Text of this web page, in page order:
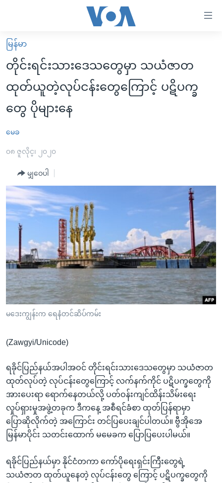
လွယ်ကူ
စေ
Link
များ
ပင်မ
ကျော်
ကြည့်
ရန်
ပင်မ
စာမျက်နှာ
သို့
ကျော်
ကြည့်
ရန်
ရှာဖွေ
နေရာ
ကျော်
ရန်
မူလစာမျက်နှာ
မြန်မာ
ကမ္ဘာ့သတင်းများ
နိုင်ငံတကာ
အစ္စရေး-ပါလက်စတိုင်း
ဗွီဒီယို
အင်္ဂလိပ်စာလေ့လာမယ်
အမေရိကန်သုံးအီဒီယံ
မကြေးမုံရဲ့ အင်္ဂလိပ်စာ
ရုပ်ရှင်ထဲက အင်္ဂလိပ်စာ
သုတပဒေသာ အင်္ဂလိပ်စာ
အပတ်စဉ်ကဏ္ဍများ
ရေဒီယို
တီဗွီ
ရေဒီယိုနှင့်ရုပ်သံ အချက်အလက်များ
ရေဒီယို/တီဗွီအစီအစဉ်
Learning English
ဗွီအိုအေ လူမှုကွန်ယက်များ
ဘာသာစကားများ
မြန်မာ
တိုင်းရင်းသားဒေသတွေမှာ သယံဇာတ
ထုတ်ယူတဲ့လုပ်ငန်းတွေကြောင့် ပဋိပက္ခ
တွေ ပိုများနေ
မေခ
၀၈ ဇူလိုင္၊ ၂၀၂၀
မျှဝေပါ
မဒေးကျွန်းက ရေနံတင်ဆိပ်ကမ်း
(Zawgyi/Unicode)
ရခိုင်ပြည်နယ်အပါအဝင် တိုင်းရင်းသားဒေသတွေမှာ သယံဇာတ
ထုတ်လုပ်တဲ့ လုပ်ငန်းတွေကြောင့် လက်နက်ကိုင် ပဋိပက္ခတွေကို
အားပေးရာ ရောက်နေတယ်လို့ ပတ်ဝန်းကျင်ထိန်းသိမ်းရေး
လှုပ်ရှားမှုအဖွဲ့တခုက ဒီကနေ့ အစီရင်ခံစာ ထုတ်ပြန်ရာမှာ
ပြောဆိုလိုက်တဲ့ အကြောင်း တင်ပြပေးချင်ပါတယ်။ ဗွီအိုအေ
မြန်မာပိုင်း သတင်းထောက် မမေခက ပြောပြပေးပါမယ်။
ရခိုင်ပြည်နယ်မှာ နိုင်ငံတကာ ကော်ပိုရေးရှင်းကြီးတွေရဲ့
သယံဇာတ ထုတ်ယူနေတဲ့ လုပ်ငန်းတွေ ကြောင့် ပဋိပက္ခတွေကို